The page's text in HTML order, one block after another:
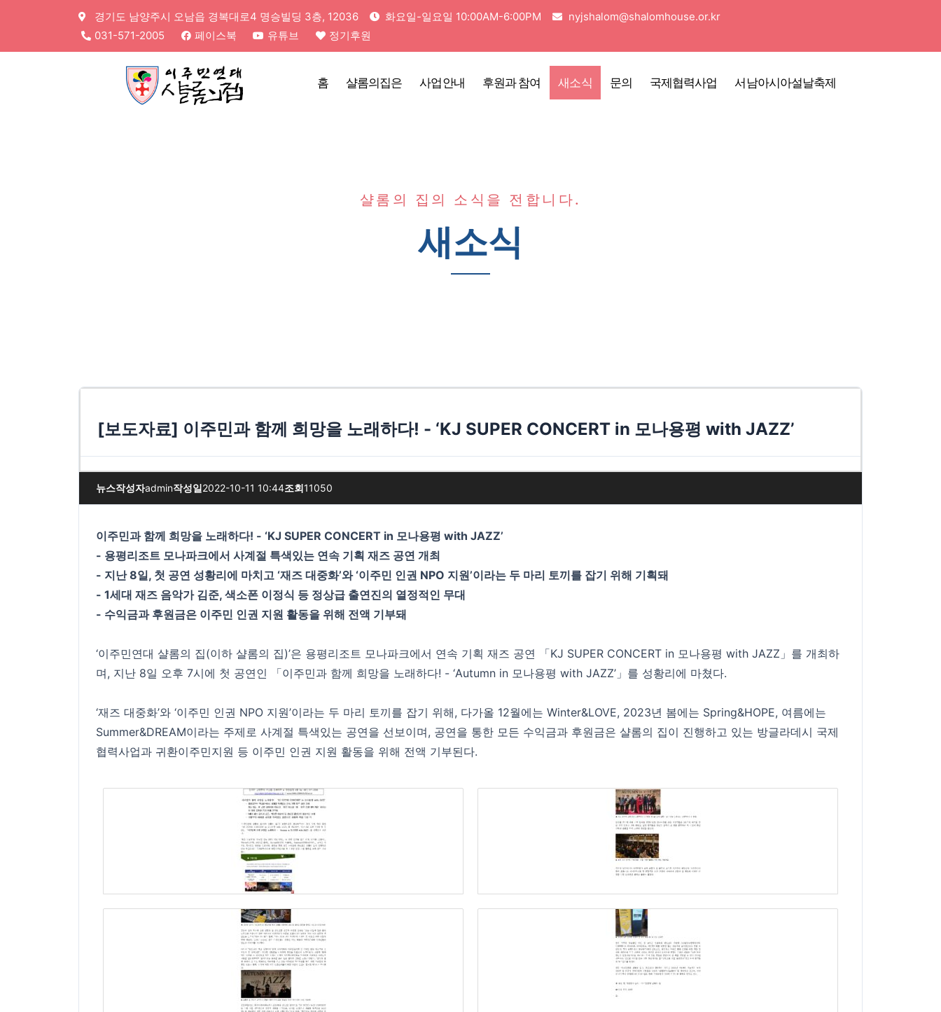
경기도 남양주시 오남읍 경복대로4 명승빌딩 3층, 12036 화요일-일요일 10:00AM-6:00PM
nyjshalom@shalomhouse.or.kr
031-571-2005
페이스북 유튜브 정기후원
홈 샬롬의집은 사업안내 후원과 참여 새소식 문의 국제협력사업 서남아시아설날축제
샬롬의 집의 소식을 전합니다.
새소식
[보도자료] 이주민과 함께 희망을 노래하다! - ‘KJ SUPER CONCERT in 모나용평 with JAZZ’
뉴스작성자admin작성일2022-10-11 10:44조회11050
이주민과 함께 희망을 노래하다! - ‘KJ SUPER CONCERT in 모나용평 with JAZZ’
- 용평리조트 모나파크에서 사계절 특색있는 연속 기획 재즈 공연 개최
- 지난 8일, 첫 공연 성황리에 마치고 ‘재즈 대중화’와 ‘이주민 인권 NPO 지원’이라는 두 마리 토끼를 잡기 위해 기획돼
- 1세대 재즈 음악가 김준, 색소폰 이정식 등 정상급 출연진의 열정적인 무대
- 수익금과 후원금은 이주민 인권 지원 활동을 위해 전액 기부돼
‘이주민연대 샬롬의 집(이하 샬롬의 집)’은 용평리조트 모나파크에서 연속 기획 재즈 공연 「KJ SUPER CONCERT in 모나용평 with JAZZ」를 개최하
며, 지난 8일 오후 7시에 첫 공연인 「이주민과 함께 희망을 노래하다! - ‘Autumn in 모나용평 with JAZZ’」를 성황리에 마쳤다.
‘재즈 대중화’와 ‘이주민 인권 NPO 지원’이라는 두 마리 토끼를 잡기 위해, 다가올 12월에는 Winter&LOVE, 2023년 봄에는 Spring&HOPE, 여름에는
Summer&DREAM이라는 주제로 사계절 특색있는 공연을 선보이며, 공연을 통한 모든 수익금과 후원금은 샬롬의 집이 진행하고 있는 방글라데시 국제
협력사업과 귀환이주민지원 등 이주민 인권 지원 활동을 위해 전액 기부된다.